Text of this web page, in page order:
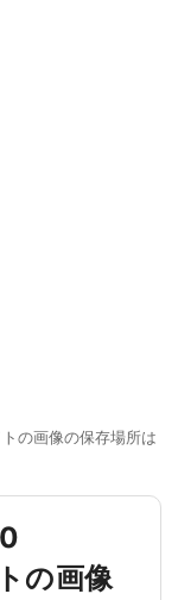
の画像の保存場所は
の画像